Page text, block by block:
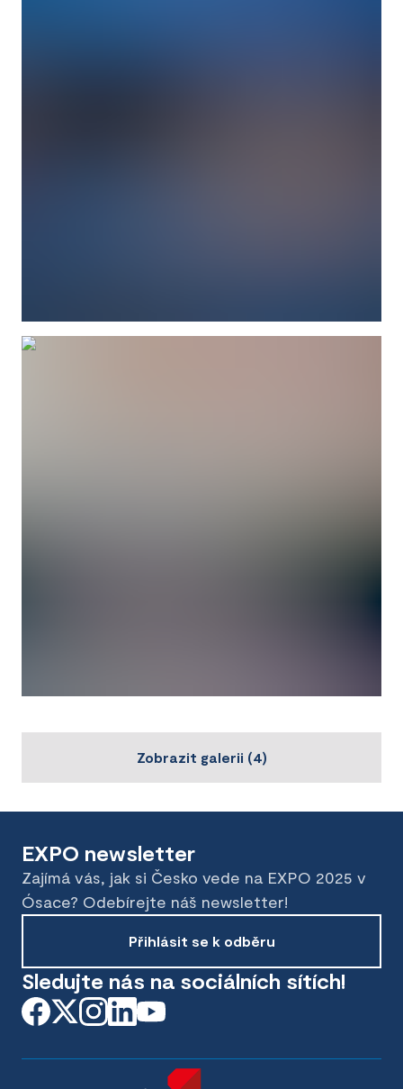
Zobrazit galerii (4)
EXPO newsletter
Zajímá vás, jak si Česko vede na EXPO 2025 v
Ósace? Odebírejte náš newsletter!
Přihlásit se k odběru
Sledujte nás na sociálních sítích!